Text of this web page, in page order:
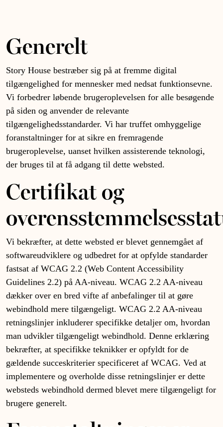
Generelt
Story House bestræber sig på at fremme digital
tilgængelighed for mennesker med nedsat funktionsevne.
Vi forbedrer løbende brugeroplevelsen for alle besøgende
på siden og anvender de relevante
tilgængelighedsstandarder. Vi har truffet omhyggelige
foranstaltninger for at sikre en fremragende
brugeroplevelse, uanset hvilken assisterende teknologi,
der bruges til at få adgang til dette websted.
Certifikat og
Vi bekræfter, at dette websted er blevet gennemgået af
softwareudviklere og udbedret for at opfylde standarder
fastsat af WCAG 2.2 (Web Content Accessibility
Guidelines 2.2) på AA-niveau. WCAG 2.2 AA-niveau
dækker over en bred vifte af anbefalinger til at gøre
webindhold mere tilgængeligt. WCAG 2.2 AA-niveau
retningslinjer inkluderer specifikke detaljer om, hvordan
man udvikler tilgængeligt webindhold. Denne erklæring
bekræfter, at specifikke teknikker er opfyldt for de
gældende succeskriterier specificeret af WCAG. Ved at
implementere og overholde disse retningslinjer er dette
websteds webindhold dermed blevet mere tilgængeligt for
brugere generelt.